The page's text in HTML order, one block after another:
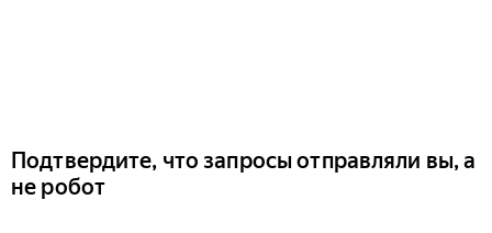
Подтвердите, что запросы отправляли вы, а
не робот